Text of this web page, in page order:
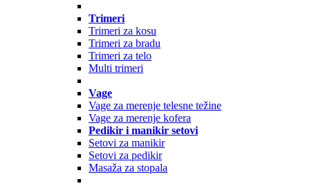
Trimeri
Trimeri za kosu
Trimeri za bradu
Trimeri za telo
Multi trimeri
Vage
Vage za merenje telesne težine
Vage za merenje kofera
Pedikir i manikir setovi
Setovi za manikir
Setovi za pedikir
Masaža za stopala